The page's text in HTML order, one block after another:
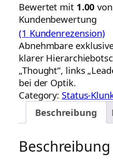
Bewertet mit 1.00
Kundenbewertung
(1 Kundenrezension)
Abnehmbare
klarer
„Thought“, links
bei der Optik.
Category: Status-
Beschreibung
Beschreibung